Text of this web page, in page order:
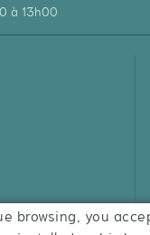
à 13h00
browsing, you